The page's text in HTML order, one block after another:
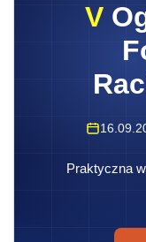
V
Praktyczna